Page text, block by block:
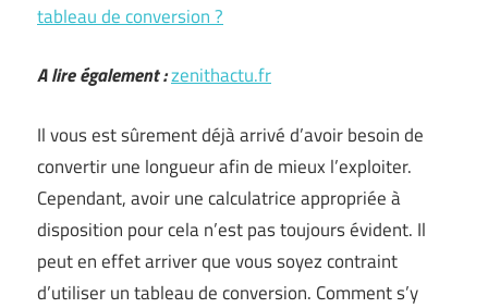
tableau de conversion ?
A lire également :zenithactu.fr
Il vous est sûrement déjà arrivé d’avoir besoin de
convertir une longueur afin de mieux l’exploiter.
Cependant, avoir une calculatrice appropriée à
disposition pour cela n’est pas toujours évident. Il
peut en effet arriver que vous soyez contraint
d’utiliser un tableau de conversion. Comment s’y